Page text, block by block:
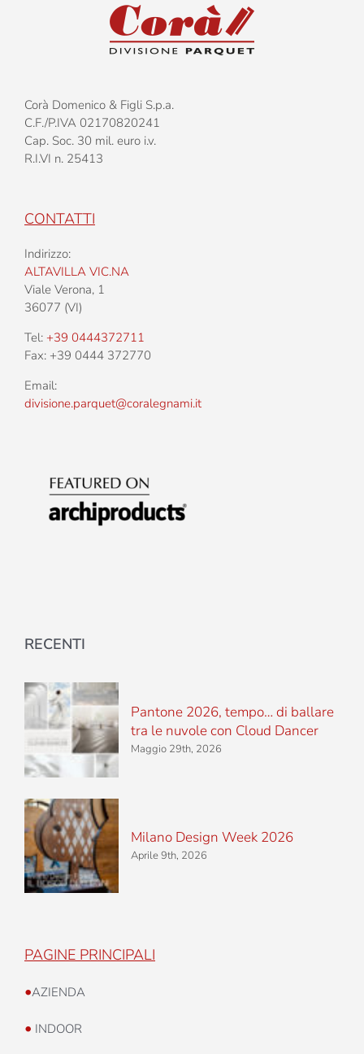
Corà Domenico & Figli S.p.a.
C.F./P.IVA 02170820241
Cap. Soc. 30 mil. euro i.v.
R.I.VI n. 25413
CONTATTI
Indirizzo:
ALTAVILLA VIC.NA
Viale Verona, 1
36077 (VI)
Tel: +39 0444372711
Fax: +39 0444 372770
Email:
divisione.parquet@coralegnami.it
RECENTI
Pantone 2026, tempo… di ballare
tra le nuvole con Cloud Dancer
Maggio 29th, 2026
Milano Design Week 2026
Aprile 9th, 2026
PAGINE PRINCIPALI
•AZIENDA
• INDOOR